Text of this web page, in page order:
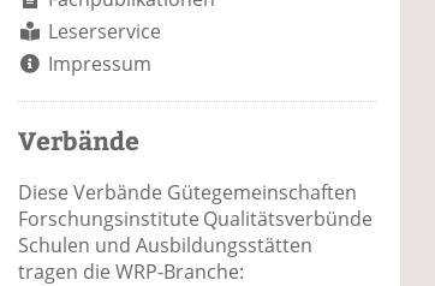
Leserservice
Impressum
Verbände
Diese Verbände Gütegemeinschaften
Forschungsinstitute Qualitätsverbünde
Schulen und Ausbildungsstätten
tragen die WRP-Branche: